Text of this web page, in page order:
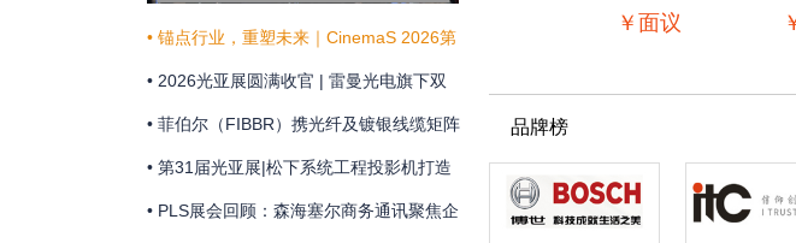
• 锚点行业，重塑未来｜CinemaS 2026第
十三届上海国际电影论坛暨展览会共振启
幕
• 2026光亚展圆满收官 | 雷曼光电旗下双
企联袂演绎“光+未来”
• 菲伯尔（FIBBR）携光纤及镀银线缆矩阵
亮相 HAVE 2026 西安国际高级视听展
• 第31届光亚展|松下系统工程投影机打造
「视觉魔盒2026——光遇非遗」，带来非
• PLS展会回顾：森海塞尔商务通讯聚焦企
像机
￥面议
程视
品牌榜